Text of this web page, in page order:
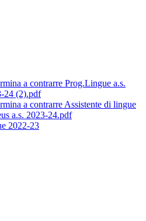
a contrarre Prog.Lingue a.s.
24 (2).pdf
a contrarre Assistente di lingue
a.s. 2023-24.pdf
2022-23